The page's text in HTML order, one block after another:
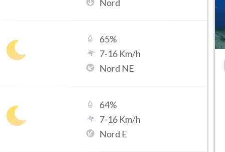
Nord
65%
7-16 Km/h
Nord NE
64%
7-16 Km/h
Nord E